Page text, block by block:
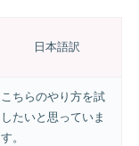
日本語訳
こちらのやり方を試
したいと思っていま
す。